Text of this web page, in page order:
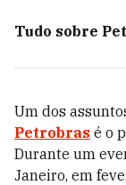
Tudo sobre
Um dos
Petrobras é o
Durante um
Janeiro, em